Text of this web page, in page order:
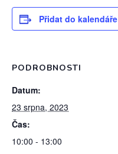
Přidat do kalendáře
PODROBNOSTI
Datum:
23 srpna, 2023
Čas:
10:00 - 13:00